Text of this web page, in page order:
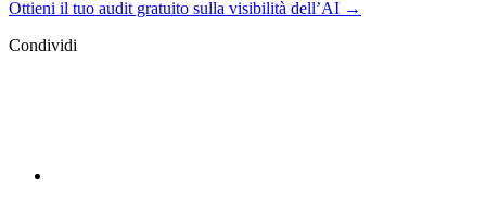
Ottieni il tuo audit gratuito sulla visibilità dell’AI →
Condividi